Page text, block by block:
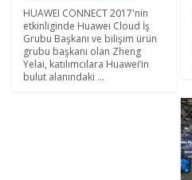
HUAWEI CONNECT 2017'nin
etkinliginde Huawei Cloud İş
Grubu Başkanı ve bilişim ürün
grubu başkanı olan Zheng
Yelai, katılımcılara Huawei’in
bulut alanındaki ...